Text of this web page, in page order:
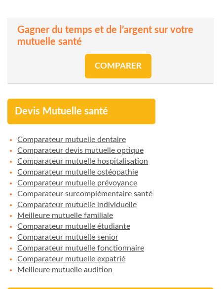
Gagner du temps et de l’argent sur votre
mutuelle santé
COMPARER
Devis Mutuelle santé
Comparateur mutuelle dentaire
Comparateur devis mutuelle optique
Comparateur mutuelle hospitalisation
Comparateur mutuelle ostéopathie
Comparateur mutuelle prévoyance
Comparateur surcomplémentaire santé
Comparateur mutuelle individuelle
Meilleure mutuelle familiale
Comparateur mutuelle étudiante
Comparateur mutuelle senior
Comparateur mutuelle fonctionnaire
Comparateur mutuelle expatrié
Meilleure mutuelle audition